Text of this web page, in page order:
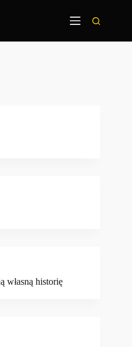
własną historię